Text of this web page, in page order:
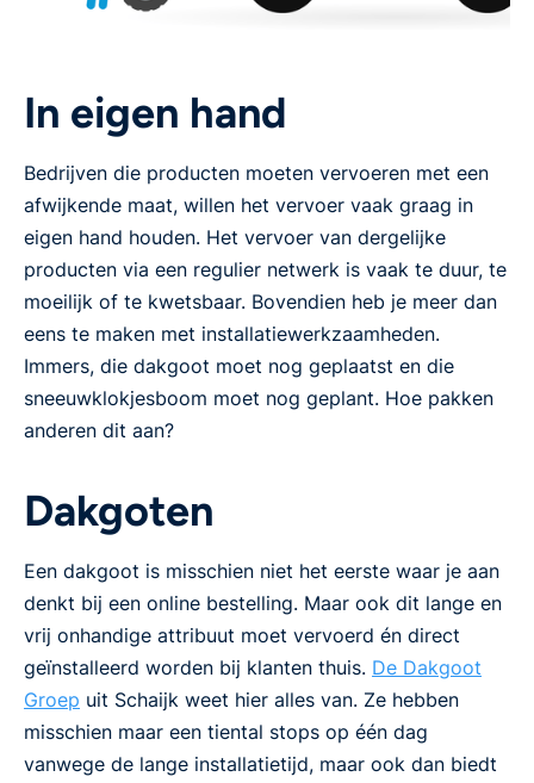
In eigen hand
Bedrijven die producten moeten vervoeren met een
afwijkende maat, willen het vervoer vaak graag in
eigen hand houden. Het vervoer van dergelijke
producten via een regulier netwerk is vaak te duur, te
moeilijk of te kwetsbaar. Bovendien heb je meer dan
eens te maken met installatiewerkzaamheden.
Immers, die dakgoot moet nog geplaatst en die
sneeuwklokjesboom moet nog geplant. Hoe pakken
anderen dit aan?
Dakgoten
Een dakgoot is misschien niet het eerste waar je aan
denkt bij een online bestelling. Maar ook dit lange en
vrij onhandige attribuut moet vervoerd én direct
geïnstalleerd worden bij klanten thuis. De Dakgoot
Groep uit Schaijk weet hier alles van. Ze hebben
misschien maar een tiental stops op één dag
vanwege de lange installatietijd, maar ook dan biedt